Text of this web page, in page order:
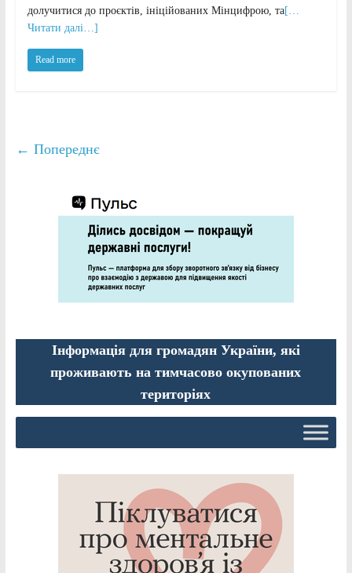
долучитися до проєктів, ініційованих Мінцифрою, та[…
Читати далі…]
Read more
← Попереднє
Інформація для громадян України, які
проживають на тимчасово окупованих
територіях